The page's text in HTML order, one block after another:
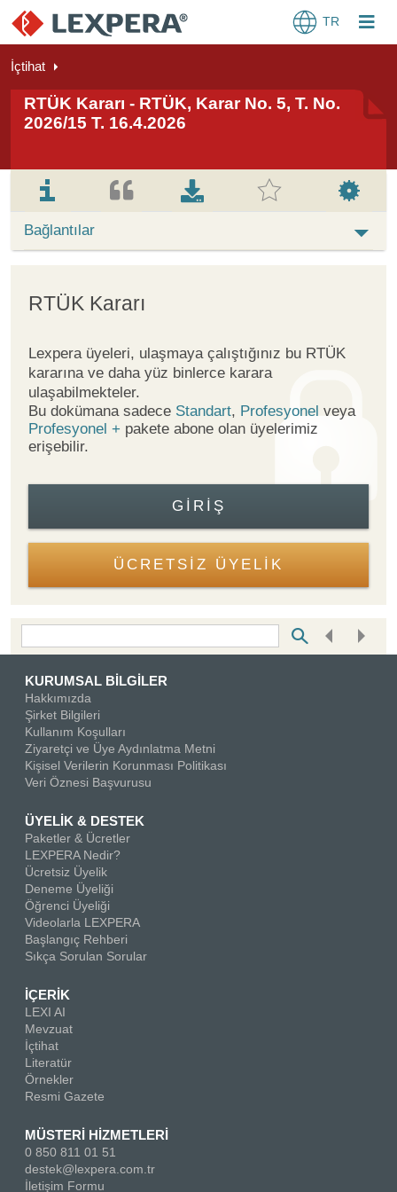
TR
İçtihat
RTÜK Kararı - RTÜK, Karar No. 5, T. No.
2026/15 T. 16.4.2026
Bağlantılar
RTÜK Kararı
Lexpera üyeleri, ulaşmaya çalıştığınız bu RTÜK
kararına ve daha yüz binlerce karara
ulaşabilmekteler.
Bu dokümana sadece Standart, Profesyonel veya
Profesyonel + pakete abone olan üyelerimiz
erişebilir.
GIRIŞ
ÜCRETSİZ ÜYELİK
KURUMSAL BİLGİLER
Hakkımızda
Şirket Bilgileri
Kullanım Koşulları
Ziyaretçi ve Üye Aydınlatma Metni
Kişisel Verilerin Korunması Politikası
Veri Öznesi Başvurusu
ÜYELİK & DESTEK
Paketler & Ücretler
LEXPERA Nedir?
Ücretsiz Üyelik
Deneme Üyeliği
Öğrenci Üyeliği
Videolarla LEXPERA
Başlangıç Rehberi
Sıkça Sorulan Sorular
İÇERİK
LEXI AI
Mevzuat
İçtihat
Literatür
Örnekler
Resmi Gazete
MÜSTERİ HİZMETLERİ
0 850 811 01 51
destek@lexpera.com.tr
İletişim Formu